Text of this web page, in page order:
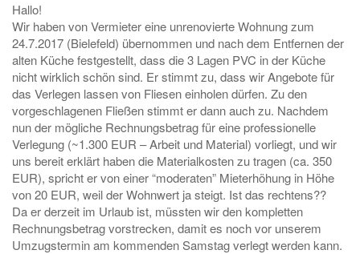
Hallo!
Wir haben von Vermieter eine unrenovierte Wohnung zum
24.7.2017 (Bielefeld) übernommen und nach dem Entfernen der
alten Küche festgestellt, dass die 3 Lagen PVC in der Küche
nicht wirklich schön sind. Er stimmt zu, dass wir Angebote für
das Verlegen lassen von Fliesen einholen dürfen. Zu den
vorgeschlagenen Fließen stimmt er dann auch zu. Nachdem
nun der mögliche Rechnungsbetrag für eine professionelle
Verlegung (~1.300 EUR – Arbeit und Material) vorliegt, und wir
uns bereit erklärt haben die Materialkosten zu tragen (ca. 350
EUR), spricht er von einer “moderaten” Mieterhöhung in Höhe
von 20 EUR, weil der Wohnwert ja steigt. Ist das rechtens??
Da er derzeit im Urlaub ist, müssten wir den kompletten
Rechnungsbetrag vorstrecken, damit es noch vor unserem
Umzugstermin am kommenden Samstag verlegt werden kann.